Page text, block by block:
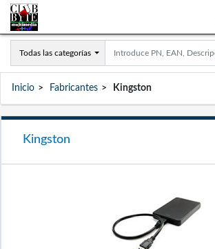
Todas las categorías
Inicio Fabricantes Kingston
Kingston